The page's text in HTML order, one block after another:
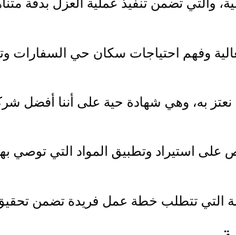
والتي تضمن تنفيذ عملية العزل بدقة
وفهم احتياجات سكان حي السفارات
نعتز به، وهي شهادة حية على أننا أفضل
استيراد وتطبيق المواد التي توصي بها
تتطلب خطة عمل فريدة تضمن تحقيق